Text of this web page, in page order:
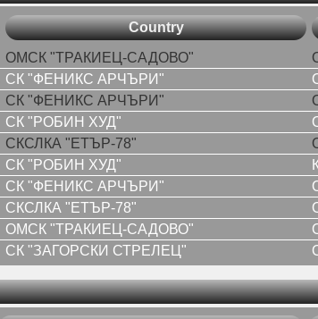
Country
ОМСК "ТРАКИЕЦ-САДОВО"
СК "ФЕНИКС АРЧЪРИ"
СК "ФЕНИКС АРЧЪРИ"
СК "РОБИН ХУД"
СКСЛКА "ЕТЪР-78"
СК "РОБИН ХУД"
СК "ФЕНИКС АРЧЪРИ"
СКСЛКА "ЕТЪР-78"
ОМСК "ТРАКИЕЦ-САДОВО"
СК "ЗАГОРСКИ СТРЕЛЕЦ"